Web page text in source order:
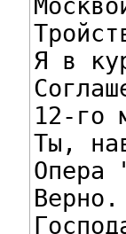
Я в
12-го
Ты,
Опера
Верно.